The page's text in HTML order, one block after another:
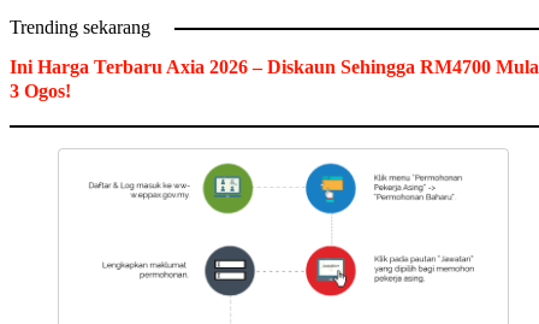
Trending sekarang
Ini Harga Terbaru Axia 2026 – Diskaun Sehingga RM4700
3 Ogos!